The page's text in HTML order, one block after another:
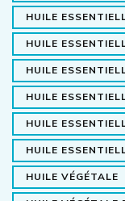
HUILE
HUILE
HUILE
HUILE
HUILE
HUILE
HUILE VÉGÉTALE